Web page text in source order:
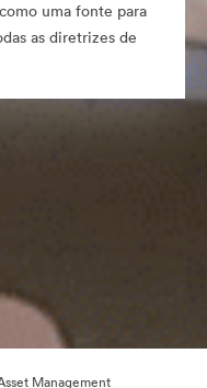
uma fonte para
as diretrizes de
Management